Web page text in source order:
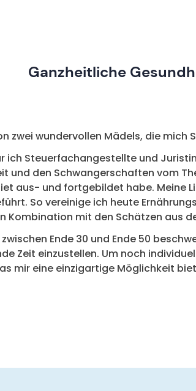
Ganzheitliche
zwei wundervollen Mädels, die
ich Steuerfachangestellte und
und den Schwangerschaften vom
aus- und fortgebildet habe. Meine
So vereinige ich heute
Kombination mit den Schätzen aus
zwischen Ende 30 und Ende 50
Zeit einzustellen. Um noch
mir eine einzigartige Möglichkeit